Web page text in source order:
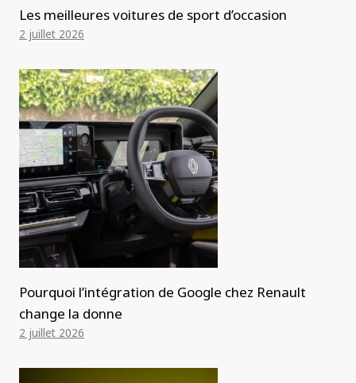
Les meilleures voitures de sport d’occasion
2 juillet 2026
Pourquoi l’intégration de Google chez Renault
change la donne
2 juillet 2026